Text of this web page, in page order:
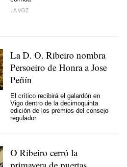
LA VOZ
La D. O. Ribeiro nombra
Persoeiro de Honraa Jose
Peñín
El crítico recibirá el galardón en
Vigo dentro de la decimoquinta
edición de los premios del consejo
regulador
O Ribeiro cerró la
primavera de puertas